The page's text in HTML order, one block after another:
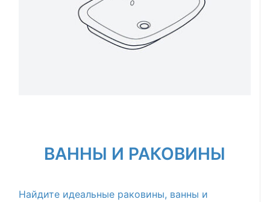
ВАННЫ И РАКОВИНЫ
Найдите идеальные раковины, ванны и